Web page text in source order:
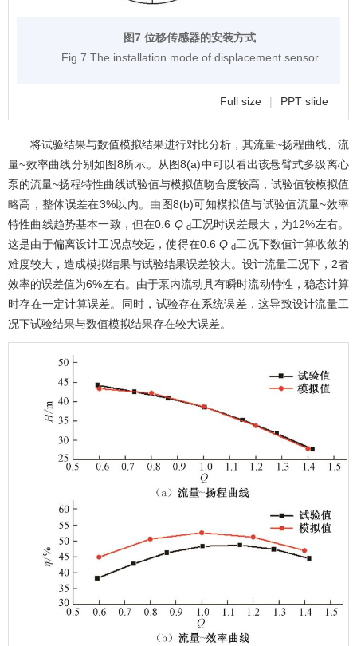
图7 位移传感器的安装方式
Fig.7 The installation mode of displacement sensor
Full size | PPT slide
将试验结果与数值模拟结果进行对比分析，其流量~扬程曲线、流
量~效率曲线分别如图8所示。从 图8(a)中可以看出该悬臂式多级离心
泵的流量~扬程特性曲线试验值与模拟值吻合度较高，试验值较模拟值
略高，整体误差在3%以内。由 图8(b)可知模拟值与试验值流量~效率
特性曲线趋势基本一致，但在0.6 Q d工况时误差最大，为12%左右。
这是由于偏离设计工况点较远，使得在0.6Q d工况下数值计算收敛的
难度较大，造成模拟结果与试验结果误差较大。设计流量工况下，2者
效率的误差值为6%左右。由于泵内流动具有瞬时流动特性，稳态计算
时存在一定计算误差。同时，试验存在系统误差，这导致设计流量工
况下试验结果与数值模拟结果存在较大误差。